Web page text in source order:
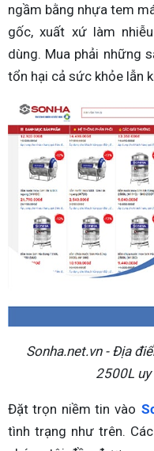
ngầm bằng nhựa tem
gốc, xuất xứ làm
dùng. Mua phải những
tổn hại cả sức khỏe lẫn
Sonha.net.vn - Địa
2500L
Đặt trọn niềm tin vào
tình trạng như trên.